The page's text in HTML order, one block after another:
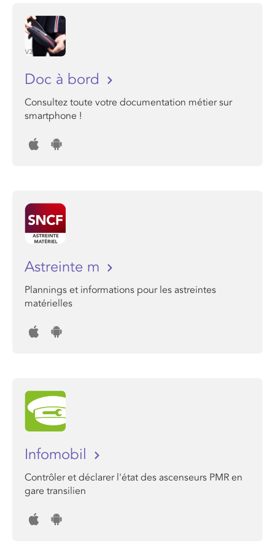
Doc à bord
Consultez toute votre documentation métier sur
smartphone !
Astreinte m
Plannings et informations pour les astreintes
matérielles
Infomobil
Contrôler et déclarer l'état des ascenseurs PMR en
gare transilien